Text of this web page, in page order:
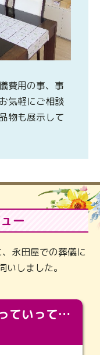
費用の事、事
気軽にご相談
物も展示して
ー
永田屋での葬儀に
しました。
「カッコよくなって旅立っていってくれました（笑）もっとカッコいいって言ってあげればよかったな」